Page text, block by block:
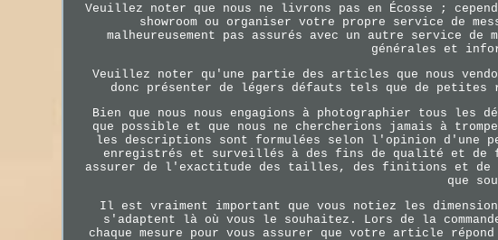
Veuillez noter que nous ne livrons pas en Écosse ;
showroom ou organiser votre propre service de
malheureusement pas assurés avec un autre service
générales et
Veuillez noter qu'une partie des articles que nous
donc présenter de légers défauts tels que de petites
Bien que nous nous engagions à photographier tous
que possible et que nous ne chercherions jamais à
les descriptions sont formulées selon l'opinion d'une
enregistrés et surveillés à des fins de qualité et de
assurer de l'exactitude des tailles, des finitions et de la
que
Il est vraiment important que vous notiez les
s'adaptent là où vous le souhaitez. Lors de la
chaque mesure pour vous assurer que votre article